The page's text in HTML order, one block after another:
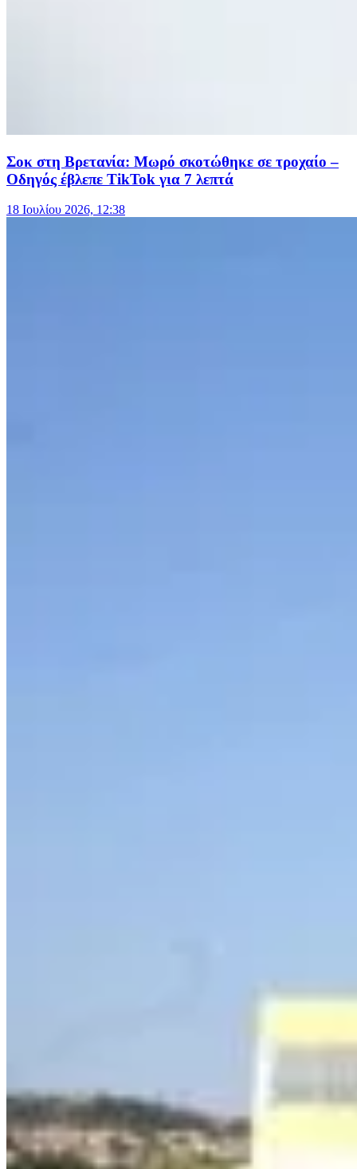
Σοκ στη Βρετανία: Μωρό σκοτώθηκε σε τροχαίο –
Οδηγός έβλεπε TikTok για 7 λεπτά
18 Ιουλίου 2026, 12:38